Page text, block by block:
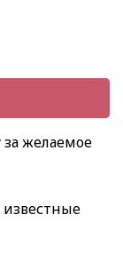
желаемое